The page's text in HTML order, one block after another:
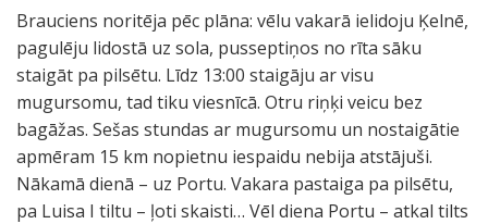
Brauciens noritēja pēc plāna: vēlu vakarā ielidoju Ķelnē,
pagulēju lidostā uz sola, pusseptiņos no rīta sāku
staigāt pa pilsētu. Līdz 13:00 staigāju ar visu
mugursomu, tad tiku viesnīcā. Otru riņķi veicu bez
bagāžas. Sešas stundas ar mugursomu un nostaigātie
apmēram 15 km nopietnu iespaidu nebija atstājuši.
Nākamā dienā – uz Portu. Vakara pastaiga pa pilsētu,
pa Luisa I tiltu – ļoti skaisti… Vēl diena Portu – atkal tilts